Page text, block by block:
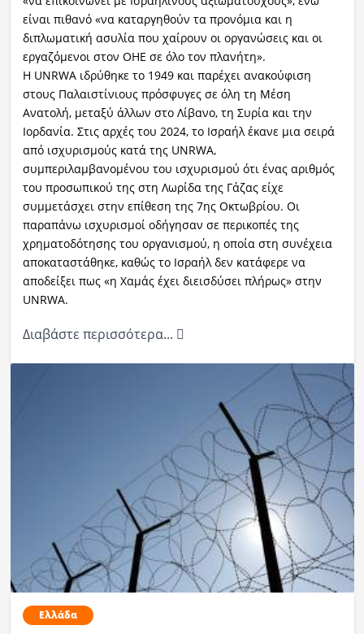
είναι πιθανό «να καταργηθούν τα προνόμια και η
διπλωματική ασυλία που χαίρουν οι οργανώσεις και οι
εργαζόμενοι στον ΟΗΕ σε όλο τον πλανήτη».
Η UNRWA ιδρύθηκε το 1949 και παρέχει ανακούφιση
στους Παλαιστίνιους πρόσφυγες σε όλη τη Μέση
Ανατολή, μεταξύ άλλων στο Λίβανο, τη Συρία και την
Ιορδανία. Στις αρχές του 2024, το Ισραήλ έκανε μια σειρά
από ισχυρισμούς κατά της UNRWA,
συμπεριλαμβανομένου του ισχυρισμού ότι ένας αριθμός
του προσωπικού της στη Λωρίδα της Γάζας είχε
συμμετάσχει στην επίθεση της 7ης Οκτωβρίου. Οι
παραπάνω ισχυρισμοί οδήγησαν σε περικοπές της
χρηματοδότησης του οργανισμού, η οποία στη συνέχεια
αποκαταστάθηκε, καθώς το Ισραήλ δεν κατάφερε να
αποδείξει πως «η Χαμάς έχει διεισδύσει πλήρως» στην
UNRWA.
Διαβάστε περισσότερα...
Ελλάδα